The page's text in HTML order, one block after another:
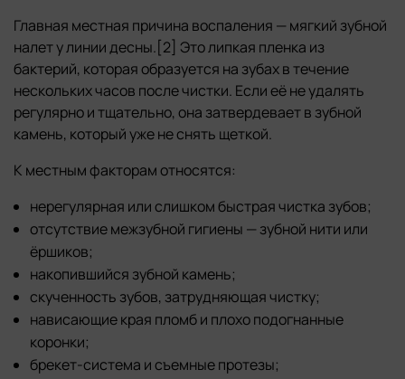
Главная местная причина воспаления — мягкий зубной
налет у линии десны.[2] Это липкая пленка из
бактерий, которая образуется на зубах в течение
нескольких часов после чистки. Если её не удалять
регулярно и тщательно, она затвердевает в зубной
камень, который уже не снять щеткой.
К местным факторам относятся:
нерегулярная или слишком быстрая чистка зубов;
отсутствие межзубной гигиены — зубной нити или
ёршиков;
накопившийся зубной камень;
скученность зубов, затрудняющая чистку;
нависающие края пломб и плохо подогнанные
коронки;
брекет-система и съемные протезы;